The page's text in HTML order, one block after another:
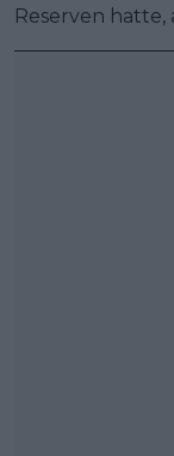
Reserven hatte,